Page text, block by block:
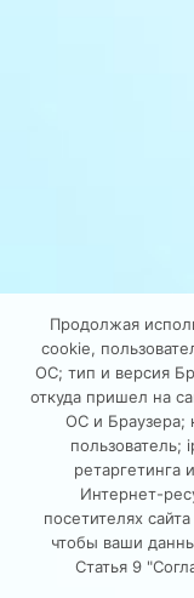
Продолжая
cookie,
ОС; тип и версия
откуда пришел на
ОС и Браузера;
пользователь;
ретаргетинга
Интернет-
посетителях
чтобы ваши
Статья 9